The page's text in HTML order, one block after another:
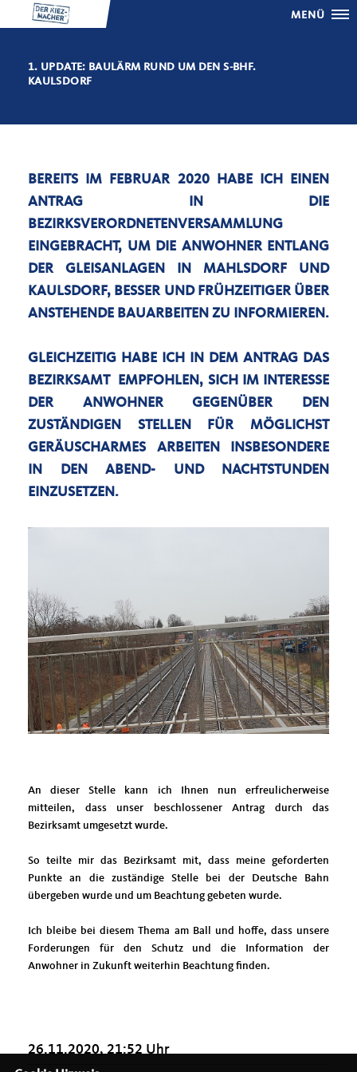
MENÜ
1. UPDATE: BAULÄRM RUND UM DEN S-BHF.
KAULSDORF
BEREITS IM FEBRUAR 2020 HABE ICH EINEN
ANTRAG IN DIE
BEZIRKSVERORDNETENVERSAMMLUNG
EINGEBRACHT, UM DIE ANWOHNER ENTLANG
DER GLEISANLAGEN IN MAHLSDORF UND
KAULSDORF, BESSER UND FRÜHZEITIGER ÜBER
ANSTEHENDE BAUARBEITEN ZU INFORMIEREN.
GLEICHZEITIG HABE ICH IN DEM ANTRAG DAS
BEZIRKSAMT EMPFOHLEN, SICH IM INTERESSE
DER ANWOHNER GEGENÜBER DEN
ZUSTÄNDIGEN STELLEN FÜR MÖGLICHST
GERÄUSCHARMES ARBEITEN INSBESONDERE
IN DEN ABEND- UND NACHTSTUNDEN
EINZUSETZEN.
An dieser Stelle kann ich Ihnen nun erfreulicherweise
mitteilen, dass unser beschlossener Antrag durch das
Bezirksamt umgesetzt wurde.
So teilte mir das Bezirksamt mit, dass meine geforderten
Punkte an die zuständige Stelle bei der Deutsche Bahn
übergeben wurde und um Beachtung gebeten wurde.
Ich bleibe bei diesem Thema am Ball und hoffe, dass unsere
Forderungen für den Schutz und die Information der
Anwohner in Zukunft weiterhin Beachtung finden.
26.11.2020, 21:52 Uhr